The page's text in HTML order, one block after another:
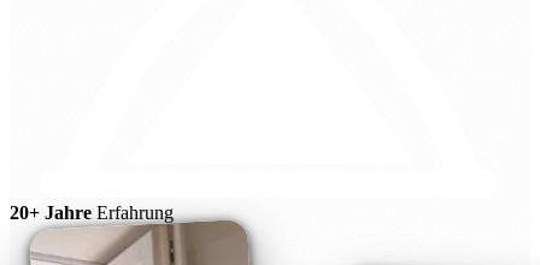
20+ Jahre Erfahrung